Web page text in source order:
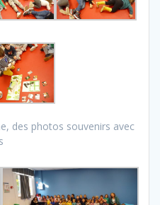
des photos souvenirs avec